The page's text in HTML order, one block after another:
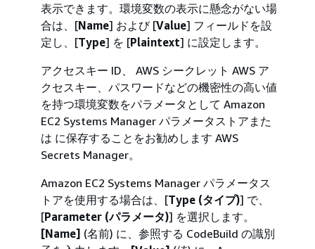
表示できます。環境変数の表示に懸念がない場
合は、[Name] および [Value] フィールドを設
定し、[Type] を [Plaintext] に設定します。
アクセスキー ID、 AWS シークレット AWS ア
クセスキー、パスワードなどの機密性の高い値
を持つ環境変数をパラメータとして Amazon
EC2 Systems Manager パラメータストアまた
は に保存することをお勧めします AWS
Secrets Manager。
Amazon EC2 Systems Manager パラメータス
トアを使用する場合は、[Type (タイプ)] で、
[Parameter (パラメータ)] を選択します。
[Name] (名前) に、参照する CodeBuild の識別